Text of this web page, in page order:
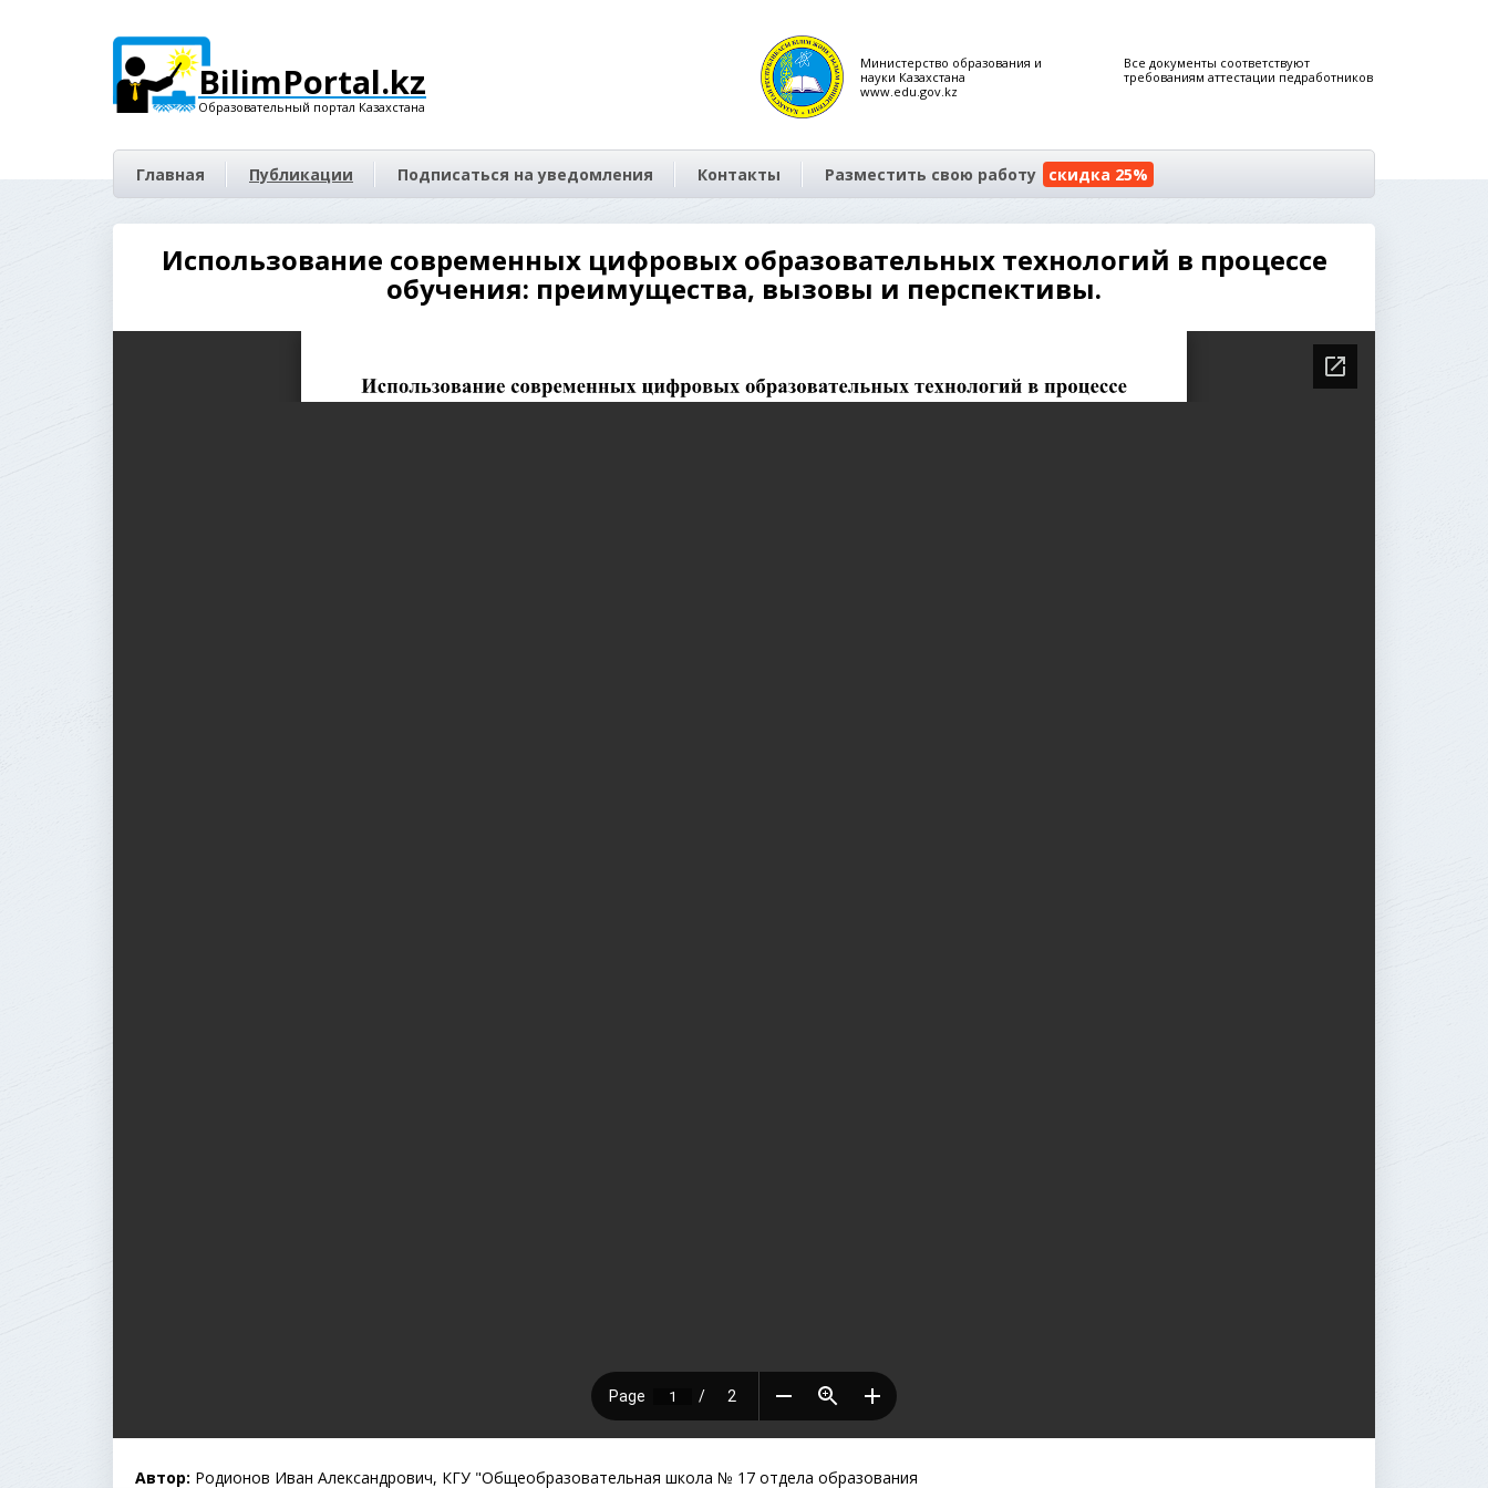
BilimPortal.kz
Образовательный портал Казахстана
Министерство образования и
науки Казахстана
www.edu.gov.kz
Все документы соответствуют
требованиям аттестации педработников
Главная Публикации Подписаться на уведомления Контакты Разместить свою работу скидка 25%
Использование современных цифровых образовательных технологий в процессе
обучения: преимущества, вызовы и перспективы.
Автор: Родионов Иван Александрович, КГУ "Общеобразовательная школа № 17 отдела образования